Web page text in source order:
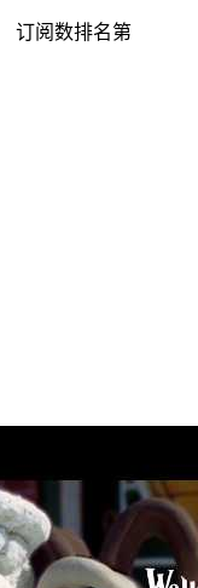
订阅数排名第